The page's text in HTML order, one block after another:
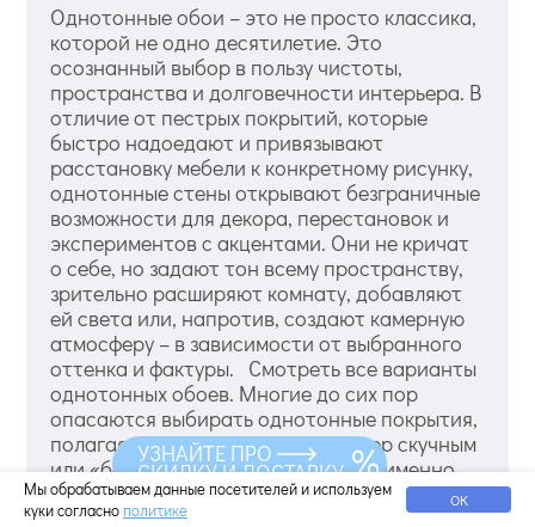
Однотонные обои – это не просто классика,
которой не одно десятилетие. Это
осознанный выбор в пользу чистоты,
пространства и долговечности интерьера. В
отличие от пестрых покрытий, которые
быстро надоедают и привязывают
расстановку мебели к конкретному рисунку,
однотонные стены открывают безграничные
возможности для декора, перестановок и
экспериментов с акцентами. Они не кричат
о себе, но задают тон всему пространству,
зрительно расширяют комнату, добавляют
ей света или, напротив, создают камерную
атмосферу – в зависимости от выбранного
оттенка и фактуры. Смотреть все варианты
однотонных обоев. Многие до сих пор
опасаются выбирать однотонные покрытия,
полагая, что они сделают интерьер скучным
или «больничным». На самом деле именно
такие обои обладают рядом неоспоримых
преимуществ, которые ценят
Мы обрабатываем данные посетителей и используем
куки согласно политике ОК
УЗНАЙТЕ ПРО
СКИДКУ И ДОСТАВКУ